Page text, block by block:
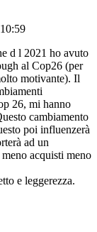
d l 2021 ho avuto
al Cop26 (per
motivante). Il
26, mi hanno
cambiamento
poi influenzerà
ad un
acquisti meno
e leggerezza.